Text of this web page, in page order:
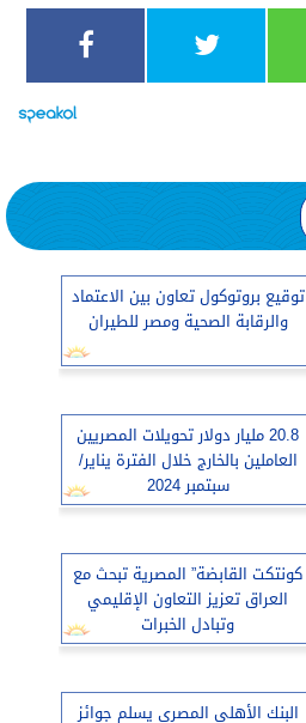
توقيع بروتوكول تعاون بين الاعتماد
والرقابة الصحية ومصر للطيران
20.8 مليار دولار تحويلات المصريين
العاملين بالخارج خلال الفترة يناير/
سبتمبر 2024
كونتكت القابضة” المصرية تبحث مع
العراق تعزيز التعاون الإقليمي
وتبادل الخبرات
البنك الأهلي المصري يسلم جوائز